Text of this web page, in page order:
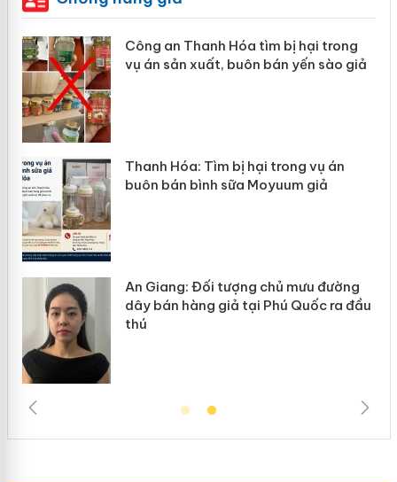
Công an Thanh Hóa tìm bị hại trong
vụ án sản xuất, buôn bán yến sào giả
Thanh Hóa: Tìm bị hại trong vụ án
buôn bán bình sữa Moyuum giả
An Giang: Đối tượng chủ mưu đường
dây bán hàng giả tại Phú Quốc ra đầu